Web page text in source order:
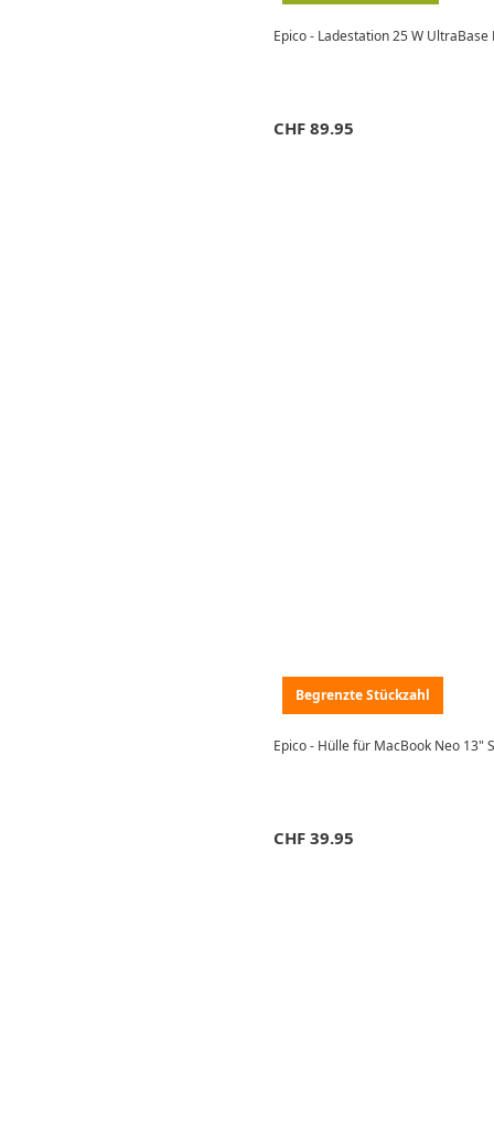
Epico - Ladestation 25 W
CHF 89.95
Begrenzte Stückzahl
Epico - Hülle für MacBook Neo 13"
CHF 39.95